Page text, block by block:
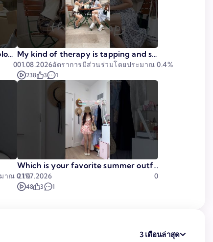
restaurant!
0
My kind of therapy is tapping and snacking 👯🏻‍♀️
01.08.2026อัตราการมีส่วนร่วมโดยประมาณ 0.4%
238 3 1
าณ 0.1%
Which is your favorite summer outfit💖
21.07.2026 0
48 3 1
3 เดือนล่าสุด